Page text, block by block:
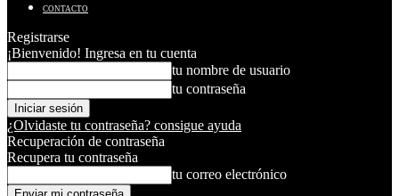
CONTACTO
Registrarse
¡Bienvenido! Ingresa en tu cuenta
tu nombre de usuario
tu contraseña
¿Olvidaste tu contraseña? consigue ayuda
Recuperación de contraseña
Recupera tu contraseña
tu correo electrónico